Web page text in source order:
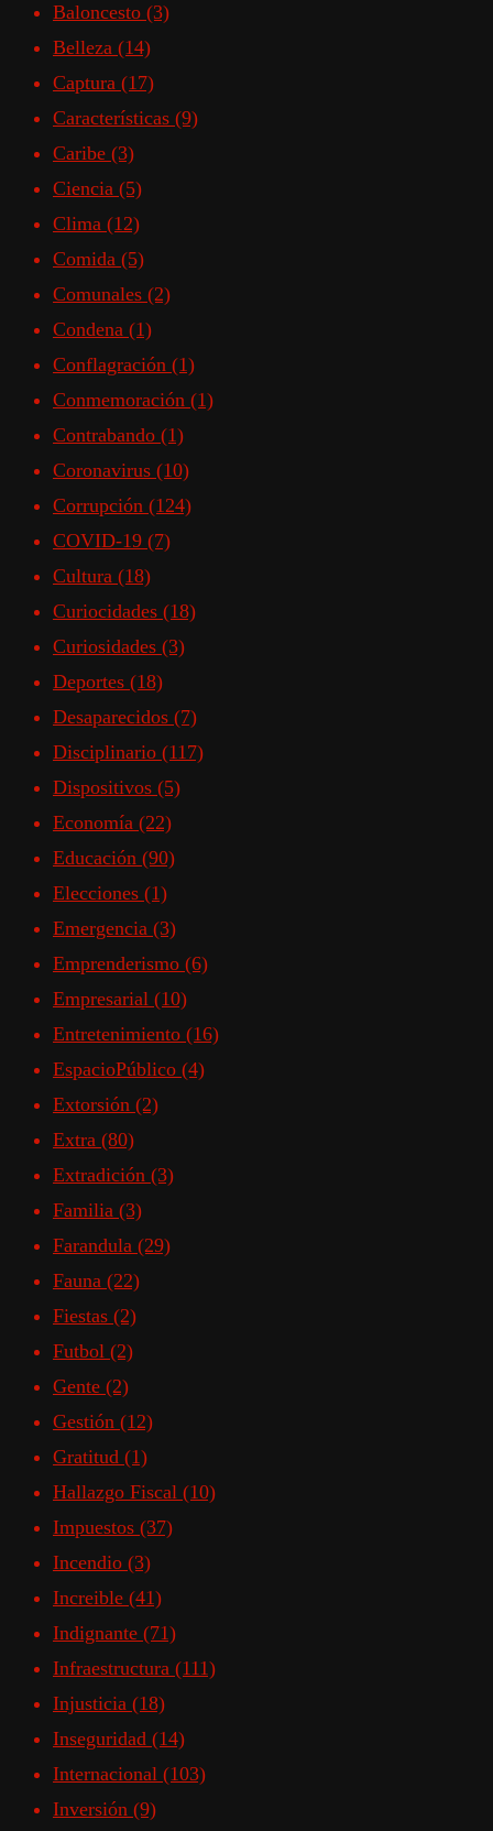
Baloncesto (3)
Belleza (14)
Captura (17)
Características (9)
Caribe (3)
Ciencia (5)
Clima (12)
Comida (5)
Comunales (2)
Condena (1)
Conflagración (1)
Conmemoración (1)
Contrabando (1)
Coronavirus (10)
Corrupción (124)
COVID-19 (7)
Cultura (18)
Curiocidades (18)
Curiosidades (3)
Deportes (18)
Desaparecidos (7)
Disciplinario (117)
Dispositivos (5)
Economía (22)
Educación (90)
Elecciones (1)
Emergencia (3)
Emprenderismo (6)
Empresarial (10)
Entretenimiento (16)
EspacioPúblico (4)
Extorsión (2)
Extra (80)
Extradición (3)
Familia (3)
Farandula (29)
Fauna (22)
Fiestas (2)
Futbol (2)
Gente (2)
Gestión (12)
Gratitud (1)
Hallazgo Fiscal (10)
Impuestos (37)
Incendio (3)
Increible (41)
Indignante (71)
Infraestructura (111)
Injusticia (18)
Inseguridad (14)
Internacional (103)
Inversión (9)